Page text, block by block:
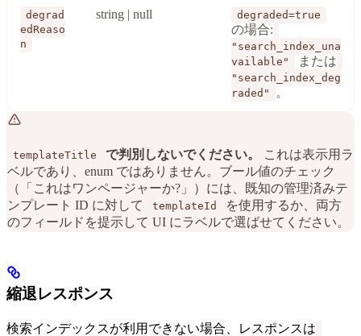
degrad
edReaso
n
string | null degraded=true
の場合:
"search_index_una
vailable"
または
"search_index_deg
raded"
。
templateTitle で判別しないでください。
これは表示用ラ
ベルであり、enum ではありません。ブール値のチェック
（「これはワンページャーか?」）には、既知の管理済みテ
ンプレート ID に対して
templateId
を使用するか、両方
のフィールドを提示して UI にラベルで選ばせてください。
縮退レスポンス
検索インデックスが利用できない場合、レスポンスは